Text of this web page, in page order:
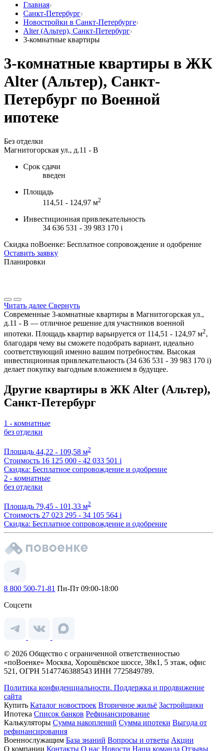
Главная
Санкт-Петербург
Новостройки в Санкт-Петербурге
Alter (Альтер), Санкт-Петербург
3-комнатные квартиры
3-комнатные квартиры в ЖК
Alter (Альтер), Санкт-
Петербург по Военной
ипотеке
Без отделки
Магнитогорская ул., д.11 - В
Срок сдачи
введен
Площадь
114,51 - 124,97 м2
Инвестиционная привлекательность
34 636 531 - 39 983 170 i
Скидка поВоенке: Бесплатное сопровождение и одобрение
Оставить заявку
Планировки
Читать далее Свернуть
Современные 3-комнатные квартиры в Магнитогорская ул.,
д.11 - В — отличное решение для участников военной
ипотеки. Площадь квартир варьируется от 114,51 - 124,97 м2,
благодаря чему вы сможете подобрать вариант, идеально
соответствующий именно вашим потребностям. Высокая
инвестиционная привлекательность (34 636 531 - 39 983 170 i)
делает покупку выгодным вложением в будущее.
Другие квартиры в ЖК Alter (Альтер),
Санкт-Петербург
1 - комнатные
без отделки
Площадь 44,22 - 109,58 м2
Стоимость 16 125 000 - 42 033 501 i
Скидка: Бесплатное сопровождение и одобрение
2 - комнатные
без отделки
Площадь 79,45 - 101,33 м2
Стоимость 27 023 295 - 34 105 564 i
Скидка: Бесплатное сопровождение и одобрение
8 800 500-71-81 Пн-Пт 09:00-18:00
Соцсети
© 2026 Общество с ограниченной ответственностью
«поВоенке» Москва, Хорошёвское шоссе, 38к1, 5 этаж, офис
521, ОГРН 5147746388543 ИНН 7725849789.
Политика конфиденциальности. Поддержка и продвижение
сайта
Купить Каталог новостроек Вторичное жильё Застройщики
Ипотека Список банков Рефинансирование
Калькуляторы Сумма накоплений Сумма ипотеки Выгода от
рефинансирования
Военнослужащим База знаний Вопросы и ответы Акции
О компании Контакты О нас Новости Наша команда Отзывы